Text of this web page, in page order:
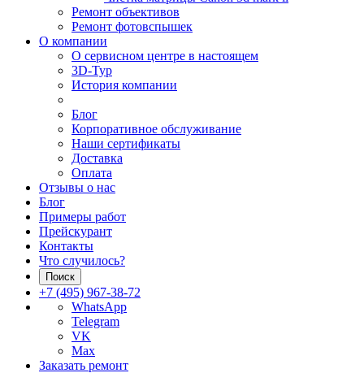
Ремонт объективов
Ремонт фотовспышек
О компании
О сервисном центре в настоящем
3D-Тур
История компании
Блог
Корпоративное обслуживание
Наши сертификаты
Доставка
Оплата
Отзывы о нас
Блог
Примеры работ
Прейскурант
Контакты
Что случилось?
Поиск
+7 (495) 967-38-72
WhatsApp
Telegram
VK
Max
Заказать ремонт